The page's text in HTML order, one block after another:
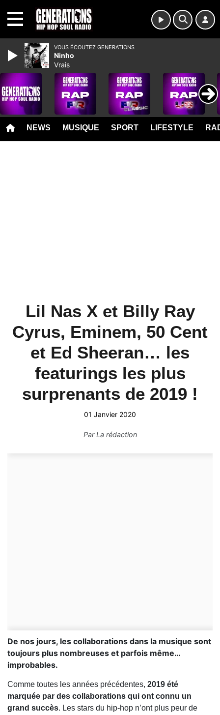
NEWS MUSIQUE SPORT LIFESTYLE
Lil Nas X et Billy Ray
Cyrus, Eminem, 50 Cent
et Ed Sheeran… les
featurings les plus
surprenants de 2019 !
01 Janvier 2020
ParLa rédaction
De nos jours, les collaborations dans la musique sont
toujours plus nombreuses et parfois même…
improbables.
Comme toutes les années précédentes, 2019 été
marquée par des collaborations qui ont connu un
grand succès. Les stars du hip-hop n’ont plus peur de
VOUS ÉCOUTEZ GENERATIONS
Ninho
Vrais